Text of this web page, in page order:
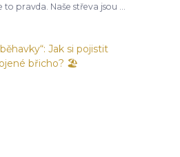
pravda. Naše střeva jsou ...